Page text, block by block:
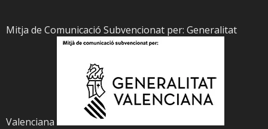
Mitja de Comunicació Subvencionat per: Generalitat
Valenciana